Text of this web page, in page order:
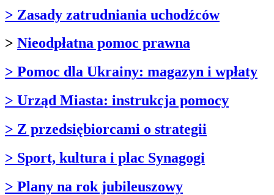
> Zasady zatrudniania uchodźców
> Nieodpłatna pomoc prawna
> Pomoc dla Ukrainy: magazyn i wpłaty
> Urząd Miasta: instrukcja pomocy
> Z przedsiębiorcami o strategii
> Sport, kultura i plac Synagogi
> Plany na rok jubileuszowy